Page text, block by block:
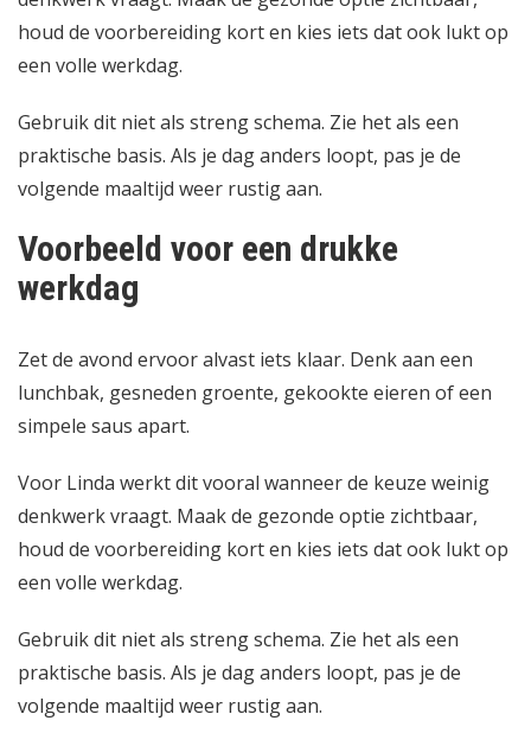
houd de voorbereiding kort en kies iets dat ook lukt op
een volle werkdag.
Gebruik dit niet als streng schema. Zie het als een
praktische basis. Als je dag anders loopt, pas je de
volgende maaltijd weer rustig aan.
Voorbeeld voor een drukke
werkdag
Zet de avond ervoor alvast iets klaar. Denk aan een
lunchbak, gesneden groente, gekookte eieren of een
simpele saus apart.
Voor Linda werkt dit vooral wanneer de keuze weinig
denkwerk vraagt. Maak de gezonde optie zichtbaar,
houd de voorbereiding kort en kies iets dat ook lukt op
een volle werkdag.
Gebruik dit niet als streng schema. Zie het als een
praktische basis. Als je dag anders loopt, pas je de
volgende maaltijd weer rustig aan.